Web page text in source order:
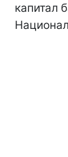
капитал